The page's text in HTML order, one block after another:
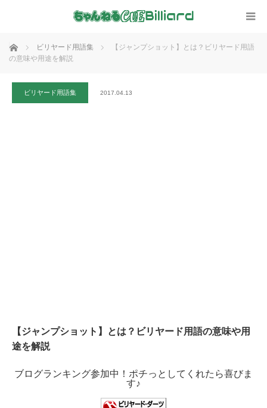
ホーム ビリヤード用語集
【ジャンプショット】とは？ビリヤード用語
の意味や用途を解説
ビリヤード用語集 2017.04.13
【ジャンプショット】とは？ビリヤード用語の意味や用
途を解説
ブログランキング参加中！ポチっとしてくれたら喜びま
す♪